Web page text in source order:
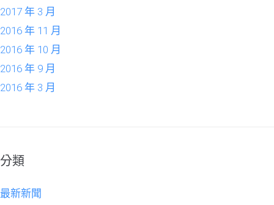
2017 年 3 月
2016 年 11 月
2016 年 10 月
2016 年 9 月
2016 年 3 月
分類
最新新聞